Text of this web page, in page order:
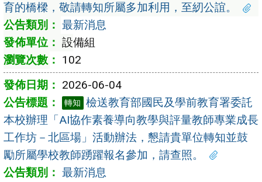
育的橋樑，敬請轉知所屬多加利用，至紉公誼。
最新消息
設備組
102
2026-06-04
轉知 檢送教育部國民及學前教育署委託
本校辦理「AI協作素養導向教學與評量教師專業成長
工作坊－北區場」活動辦法，懇請貴單位轉知並鼓
勵所屬學校教師踴躍報名參加，請查照。
最新消息